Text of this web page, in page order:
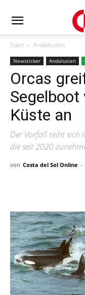
Start Andalusien
Newsticker Andalusien
Orcas
Küste an
Der Vorfall reiht sich
die seit 2020
von Costa del Sol Online -